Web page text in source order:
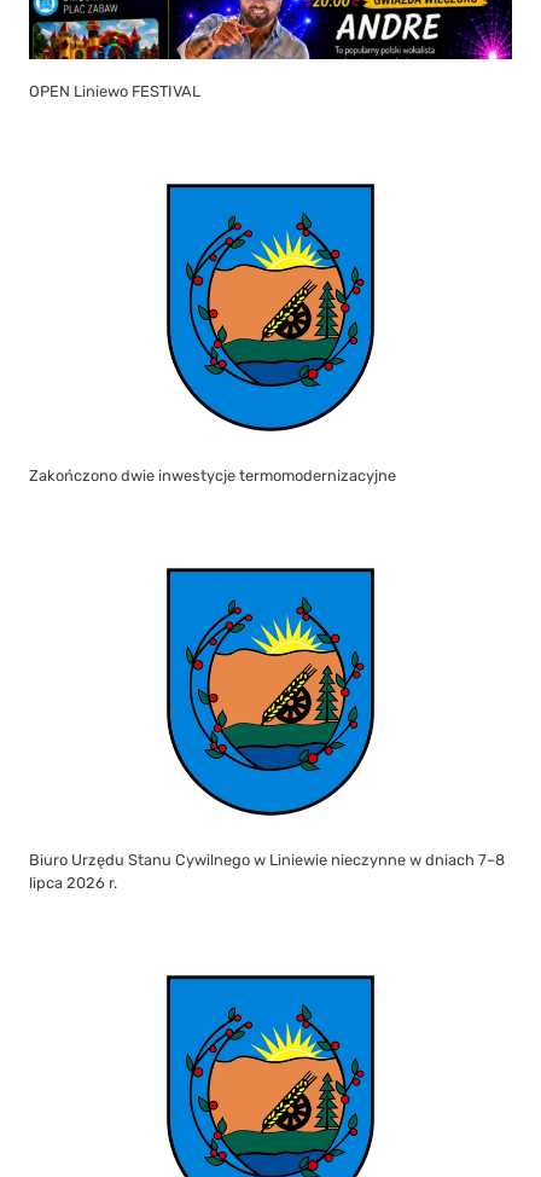
OPEN Liniewo FESTIVAL
Zakończono dwie inwestycje termomodernizacyjne
Biuro Urzędu Stanu Cywilnego w Liniewie nieczynne w dniach 7–8
lipca 2026 r.